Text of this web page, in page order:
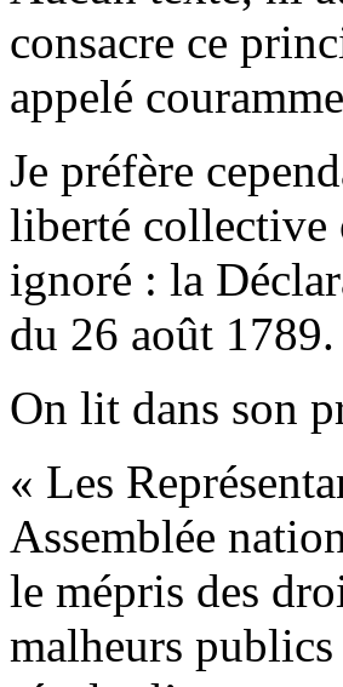
consacre ce
appelé
Je préfère
liberté collective
ignoré : la
du 26 août 1789.
On lit dans son
« Les
Assemblée
le mépris des
malheurs